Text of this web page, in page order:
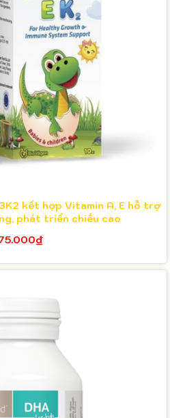
kết hợp Vitamin A, E hỗ trợ
phát triển chiều cao